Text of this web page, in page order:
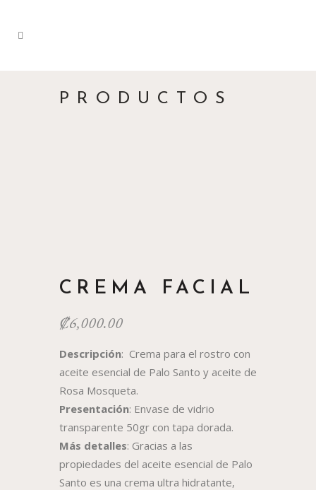
PRODUCTOS
CREMA FACIAL
₡6,000.00
Descripción: Crema para el rostro con
aceite esencial de Palo Santo y aceite de
Rosa Mosqueta.
Presentación: Envase de vidrio
transparente 50gr con tapa dorada.
Más detalles: Gracias a las
propiedades del aceite esencial de Palo
Santo es una crema ultra hidratante,